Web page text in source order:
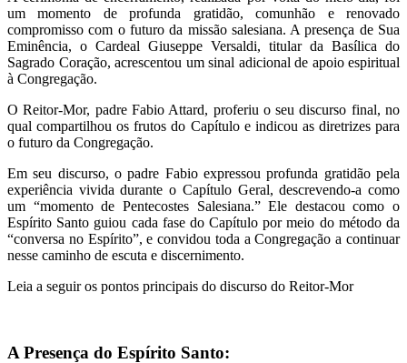
um momento de profunda gratidão, comunhão e renovado
compromisso com o futuro da missão salesiana. A presença de Sua
Eminência, o Cardeal Giuseppe Versaldi, titular da Basílica do
Sagrado Coração, acrescentou um sinal adicional de apoio espiritual
à Congregação.
O Reitor-Mor, padre Fabio Attard, proferiu o seu discurso final, no
qual compartilhou os frutos do Capítulo e indicou as diretrizes para
o futuro da Congregação.
Em seu discurso, o padre Fabio expressou profunda gratidão pela
experiência vivida durante o Capítulo Geral, descrevendo-a como
um “momento de Pentecostes Salesiana.” Ele destacou como o
Espírito Santo guiou cada fase do Capítulo por meio do método da
“conversa no Espírito”, e convidou toda a Congregação a continuar
nesse caminho de escuta e discernimento.
Leia a seguir os pontos principais do discurso do Reitor-Mor
A Presença do Espírito Santo: